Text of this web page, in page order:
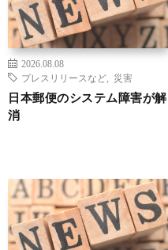
2026.08.08
プレスリリースなど
災害
日本郵便のシステム障害が解
消